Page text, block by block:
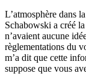
L’atmosphère dans
Schabowski a créé
n’avaient aucune
règlementations du
m’a dit que cette
suppose que vous